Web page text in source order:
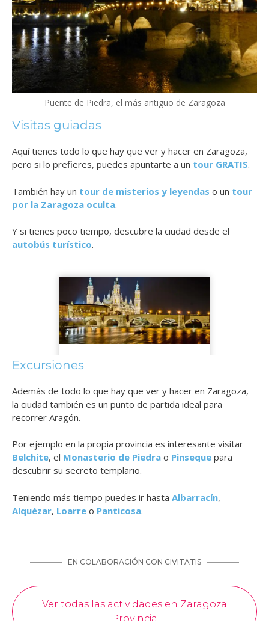
Puente de Piedra, el más antiguo de Zaragoza
Visitas guiadas
Aquí tienes todo lo que hay que ver y hacer en Zaragoza,
pero si lo prefieres, puedes apuntarte a un tour GRATIS.
También hay un tour de misterios y leyendas o un tour
por la Zaragoza oculta.
Y si tienes poco tiempo, descubre la ciudad desde el
autobús turístico.
Excursiones
Además de todo lo que hay que ver y hacer en Zaragoza,
la ciudad también es un punto de partida ideal para
recorrer Aragón.
Por ejemplo en la propia provincia es interesante visitar
Belchite, el Monasterio de Piedra o Pinseque para
descubrir su secreto templario.
Teniendo más tiempo puedes ir hasta Albarracín,
Alquézar, Loarre o Panticosa.